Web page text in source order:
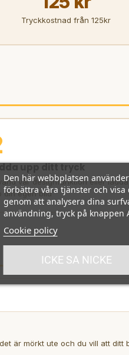
Tryckkostnad från 125kr
upp ditt tryck
vår designfunktion eller ladda
din egen bild
är mörkt ute och du vill att ditt
Den här webbplatsen
förbättra våra tjänster och
genom att analysera dina
användning, tryck på knappen
Cookie policy
ICKE SA NICKE